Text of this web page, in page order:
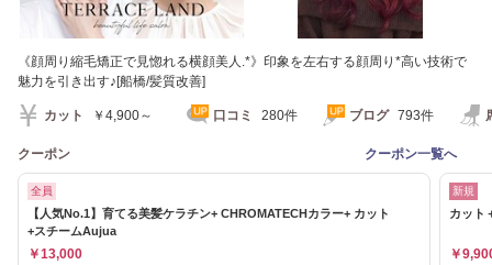
《顔周り縮毛矯正で見惚れる横顔美人.*》印象を左右する顔周り*高い技術で
魅力を引き出す♪[船橋/髪質改善]
カット ￥4,900～ 口コミ 280件 ブログ 793件
クーポン クーポン一覧へ
全員
【人気No.1】育てる美髪ケラチン+ CHROMATECHカラー+ カット
+スチームAujua
￥13,000
新規
カット
￥